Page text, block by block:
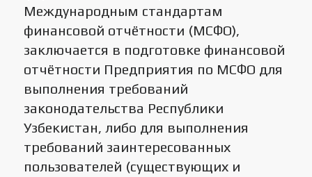
Международным стандартам
финансовой отчётности (МСФО),
заключается в подготовке финансовой
отчётности Предприятия по МСФО для
выполнения требований
законодательства Республики
Узбекистан, либо для выполнения
требований заинтересованных
пользователей (существующих и